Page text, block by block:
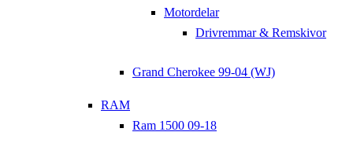
Motordelar
Drivremmar & Remskivor
Grand Cherokee 99-04 (WJ)
RAM
Ram 1500 09-18